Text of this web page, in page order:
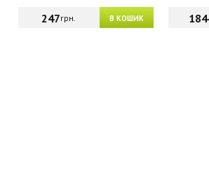
В КОШИК
247грн.